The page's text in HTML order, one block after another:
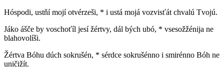
Hóspodi, ustňí mojí otvérzeši, * i ustá mojá vozvisťát chvalú Tvojú.
Jáko ášče by voschoťíl jesí žértvy, dál bých ubó, * vsesožžénija ne
blahovolíši.
Žértva Bóhu dúch sokrušén, * sérdce sokrušénno i smirénno Bóh ne
uničižít.